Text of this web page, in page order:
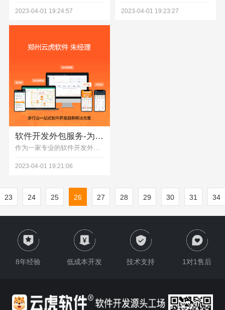
2023-04-01 19:24:57 2023-04-01 19:23:27
软件开发外包服务-为客户提供高效、优质的IT解决方案
作为一家专业的软件开发外包公司，云虎软件始终以客户需求为中心，秉承着“务实、创新、诚信、共赢”的理念，为客户提供最优质的IT解决方案。公司的服务范围涵盖了多个领域，包括Web应用程序开发、移动应用程序开发、桌面应用程序开发、系统集成等，可以满足客户在不同领域的需求。
2023-04-01 19:21:06
23 24 25 26 27 28 29 30 31 34
8年经验 低成本开发 技术支持 1对1售后